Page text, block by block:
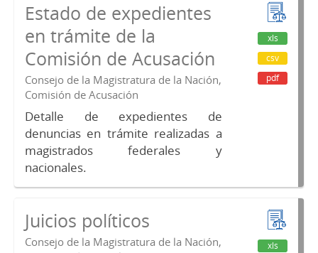
Estado de expedientes
en trámite de la
Comisión de Acusación
Consejo de la Magistratura de la Nación,
Comisión de Acusación
Detalle de expedientes de
denuncias en trámite realizadas a
magistrados federales y
nacionales.
xls
csv
pdf
Juicios políticos
Consejo de la Magistratura de la Nación,
xls